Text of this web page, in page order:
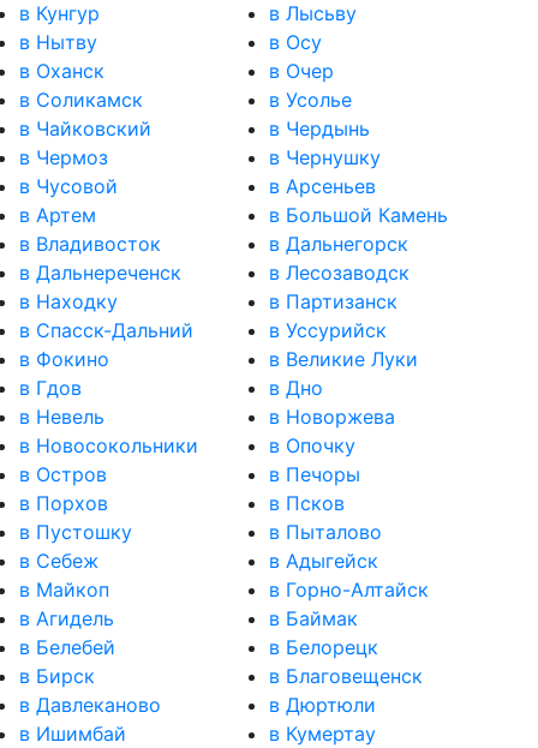
в Кунгур
в Лысьву
в Нытву
в Осу
в Оханск
в Очер
в Соликамск
в Усолье
в Чайковский
в Чердынь
в Чермоз
в Чернушку
в Чусовой
в Арсеньев
в Артем
в Большой Камень
в Владивосток
в Дальнегорск
в Дальнереченск
в Лесозаводск
в Находку
в Партизанск
в Спасск-Дальний
в Уссурийск
в Фокино
в Великие Луки
в Гдов
в Дно
в Невель
в Новоржева
в Новосокольники
в Опочку
в Остров
в Печоры
в Порхов
в Псков
в Пустошку
в Пыталово
в Себеж
в Адыгейск
в Майкоп
в Горно-Алтайск
в Агидель
в Баймак
в Белебей
в Белорецк
в Бирск
в Благовещенск
в Давлеканово
в Дюртюли
в Ишимбай
в Кумертау